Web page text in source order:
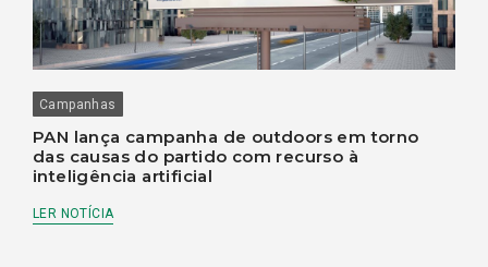
Campanhas
PAN lança campanha de outdoors em torno
das causas do partido com recurso à
inteligência artificial
LER NOTÍCIA